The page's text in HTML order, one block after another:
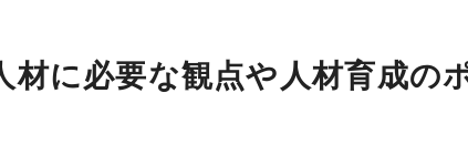
材に必要な観点や人材育成の